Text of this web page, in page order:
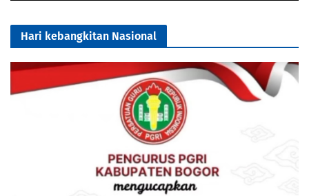
Hari kebangkitan Nasional